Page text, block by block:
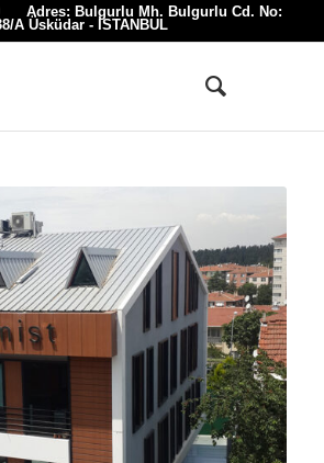
Adres: Bulgurlu Mh. Bulgurlu Cd. No:
A Üsküdar - İSTANBUL